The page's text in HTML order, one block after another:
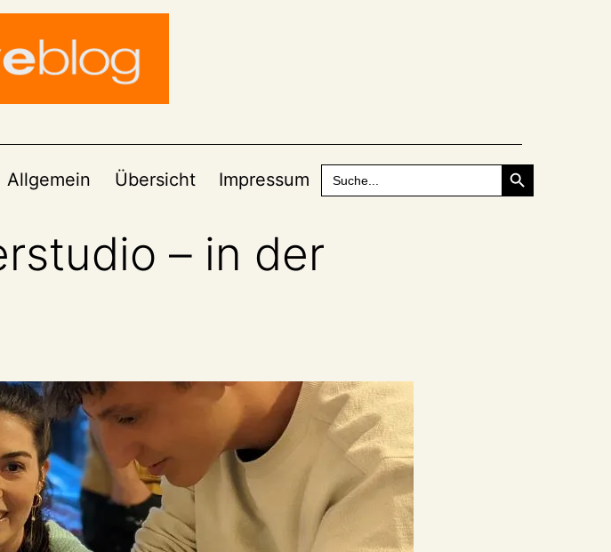
Allgemein Übersicht Impressum
Search
for:
Search Button
– in der